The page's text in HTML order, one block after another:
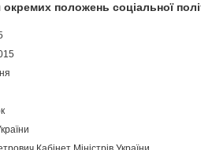
положень соціальної